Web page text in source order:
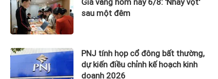
sau một đêm
PNJ tính họp cổ đông bất thường,
dự kiến điều chỉnh kế hoạch kinh
doanh 2026